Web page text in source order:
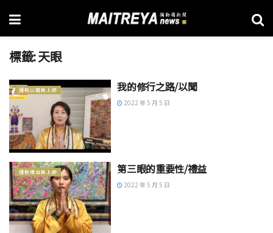
標籤:天眼
彌勒以聞無上師 我的修行之路/以聞
2022 年 5 月 5 日
彌勒禮益無上師 第三眼的重要性/禮益
2022 年 5 月 5 日